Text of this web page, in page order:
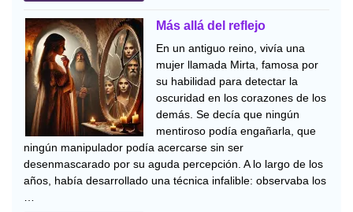
Más allá del reflejo
En un antiguo reino, vivía una
mujer llamada Mirta, famosa por
su habilidad para detectar la
oscuridad en los corazones de los
demás. Se decía que ningún
mentiroso podía engañarla, que
ningún manipulador podía acercarse sin ser
desenmascarado por su aguda percepción. A lo largo de los
años, había desarrollado una técnica infalible: observaba los